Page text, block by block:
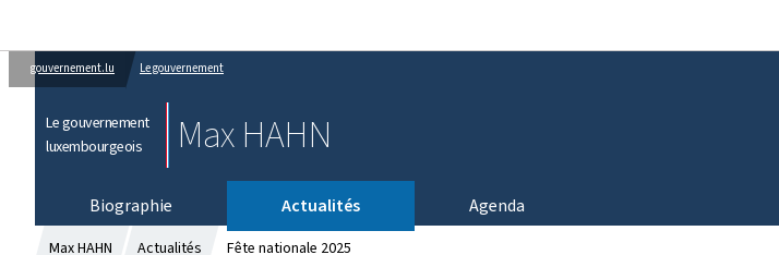
gouvernement.lu Le gouvernement
Le gouvernement
luxembourgeois
Max HAHN
Biographie Actualités Agenda
Max HAHN Actualités Fête nationale 2025